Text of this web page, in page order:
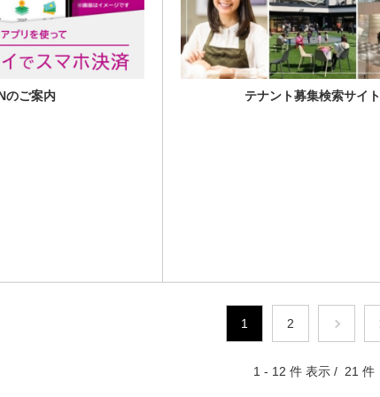
のご案内 テナント募集検索サイト
1 2
1 - 12 件 表示 / 21 件